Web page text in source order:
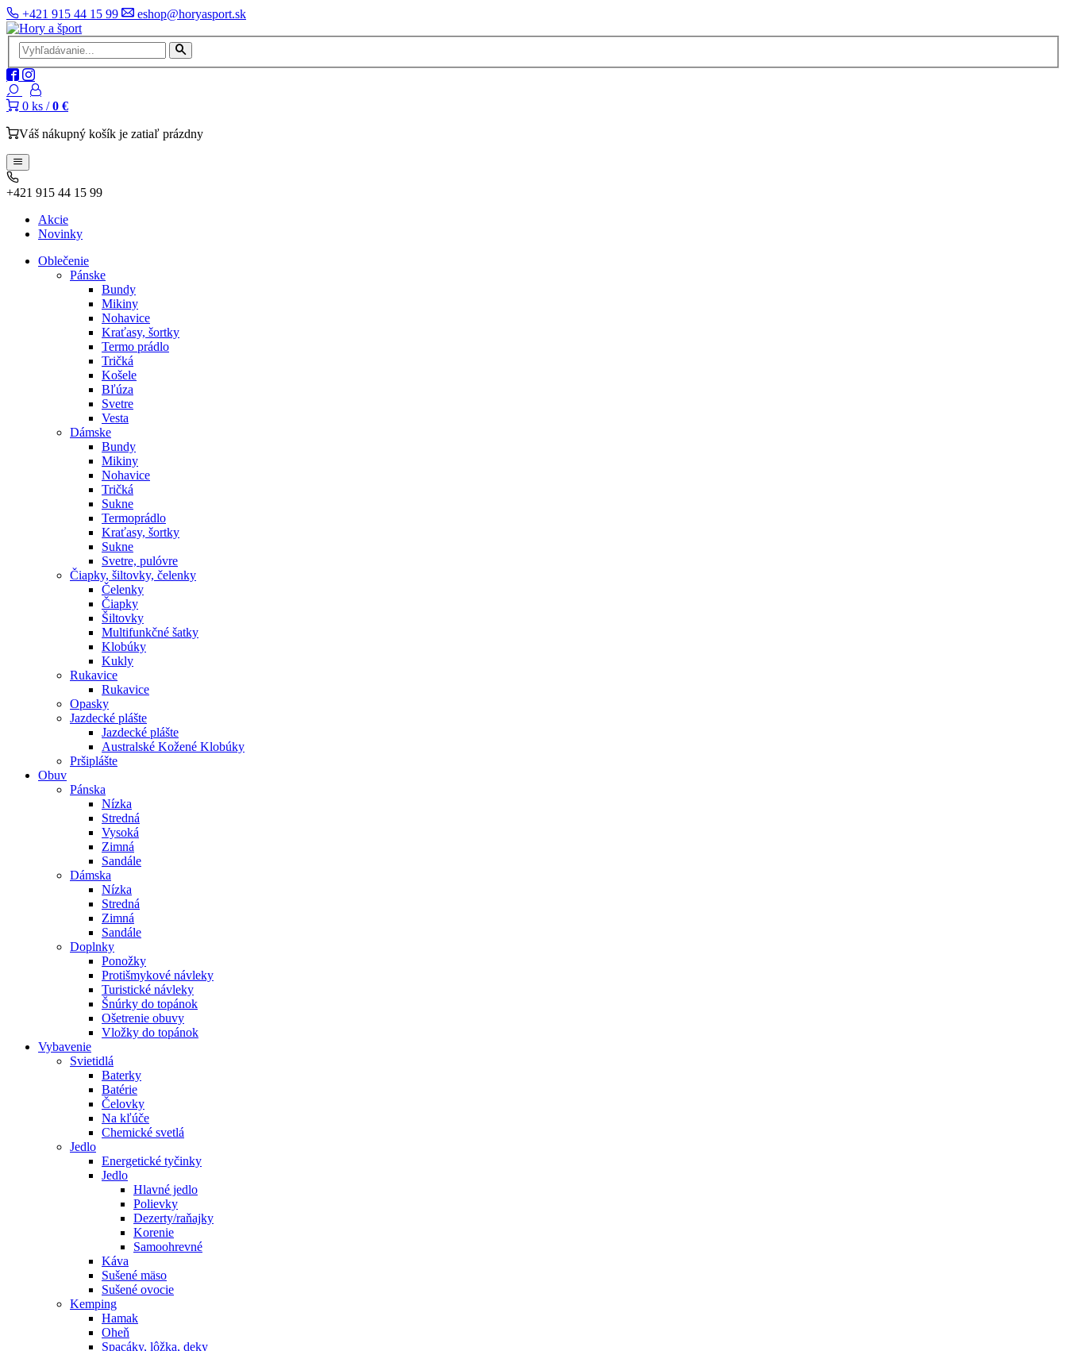
+421 915 44 15 99 eshop@horyasport.sk
0 ks / 0 €
Váš nákupný košík je zatiaľ prázdny
+421 915 44 15 99
Akcie
Novinky
Oblečenie
Pánske
Bundy
Mikiny
Nohavice
Kraťasy, šortky
Termo prádlo
Tričká
Košele
Bľúza
Svetre
Vesta
Dámske
Bundy
Mikiny
Nohavice
Tričká
Sukne
Termoprádlo
Kraťasy, šortky
Sukne
Svetre, pulóvre
Čiapky, šiltovky, čelenky
Čelenky
Čiapky
Šiltovky
Multifunkčné šatky
Klobúky
Kukly
Rukavice
Rukavice
Opasky
Jazdecké plášte
Jazdecké plášte
Australské Kožené Klobúky
Pršiplášte
Obuv
Pánska
Nízka
Stredná
Vysoká
Zimná
Sandále
Dámska
Nízka
Stredná
Zimná
Sandále
Doplnky
Ponožky
Protišmykové návleky
Turistické návleky
Šnúrky do topánok
Ošetrenie obuvy
Vložky do topánok
Vybavenie
Svietidlá
Baterky
Batérie
Čelovky
Na kľúče
Chemické svetlá
Jedlo
Energetické tyčinky
Jedlo
Hlavné jedlo
Polievky
Dezerty/raňajky
Korenie
Samoohrevné
Káva
Sušené mäso
Sušené ovocie
Kemping
Hamak
Oheň
Spacáky, lôžka, deky